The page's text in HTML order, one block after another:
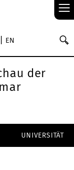
≡
EN
der
UNIVERSITÄT